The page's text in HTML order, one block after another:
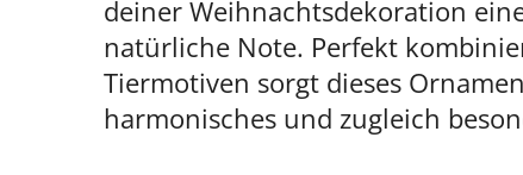
deiner Weihnachtsdekoration
natürliche Note. Perfekt
Tiermotiven sorgt dieses
harmonisches und zugleich